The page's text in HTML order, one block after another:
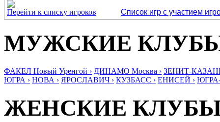
Перейти к списку игроков
Список игр с участием
МУЖСКИЕ
ФАКЕЛ Новый Уренгой › ДИНАМО Москва › ЗЕНИТ-
ЮГРА › НОВА › ЯРОСЛАВИЧ › КУЗБАСС › ЕНИСЕЙ ›
ЖЕНСКИЕ